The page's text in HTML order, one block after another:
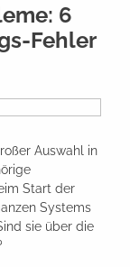
6
Fehler
Auswahl in
Start der
Systems
sie über die